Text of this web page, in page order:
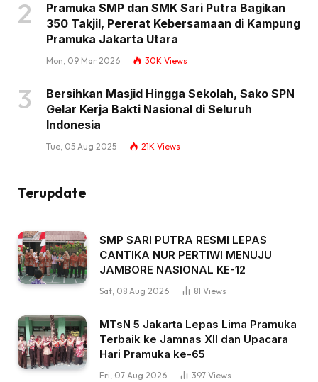
Pramuka SMP dan SMK Sari Putra Bagikan
350 Takjil, Pererat Kebersamaan di Kampung
Pramuka Jakarta Utara
Mon, 09 Mar 2026 30K Views
Bersihkan Masjid Hingga Sekolah, Sako SPN
Gelar Kerja Bakti Nasional di Seluruh
Indonesia
Tue, 05 Aug 2025 21K Views
Terupdate
SMP SARI PUTRA RESMI LEPAS
CANTIKA NUR PERTIWI MENUJU
JAMBORE NASIONAL KE-12
Sat, 08 Aug 2026 81 Views
MTsN 5 Jakarta Lepas Lima Pramuka
Terbaik ke Jamnas XII dan Upacara
Hari Pramuka ke-65
Fri, 07 Aug 2026 397 Views